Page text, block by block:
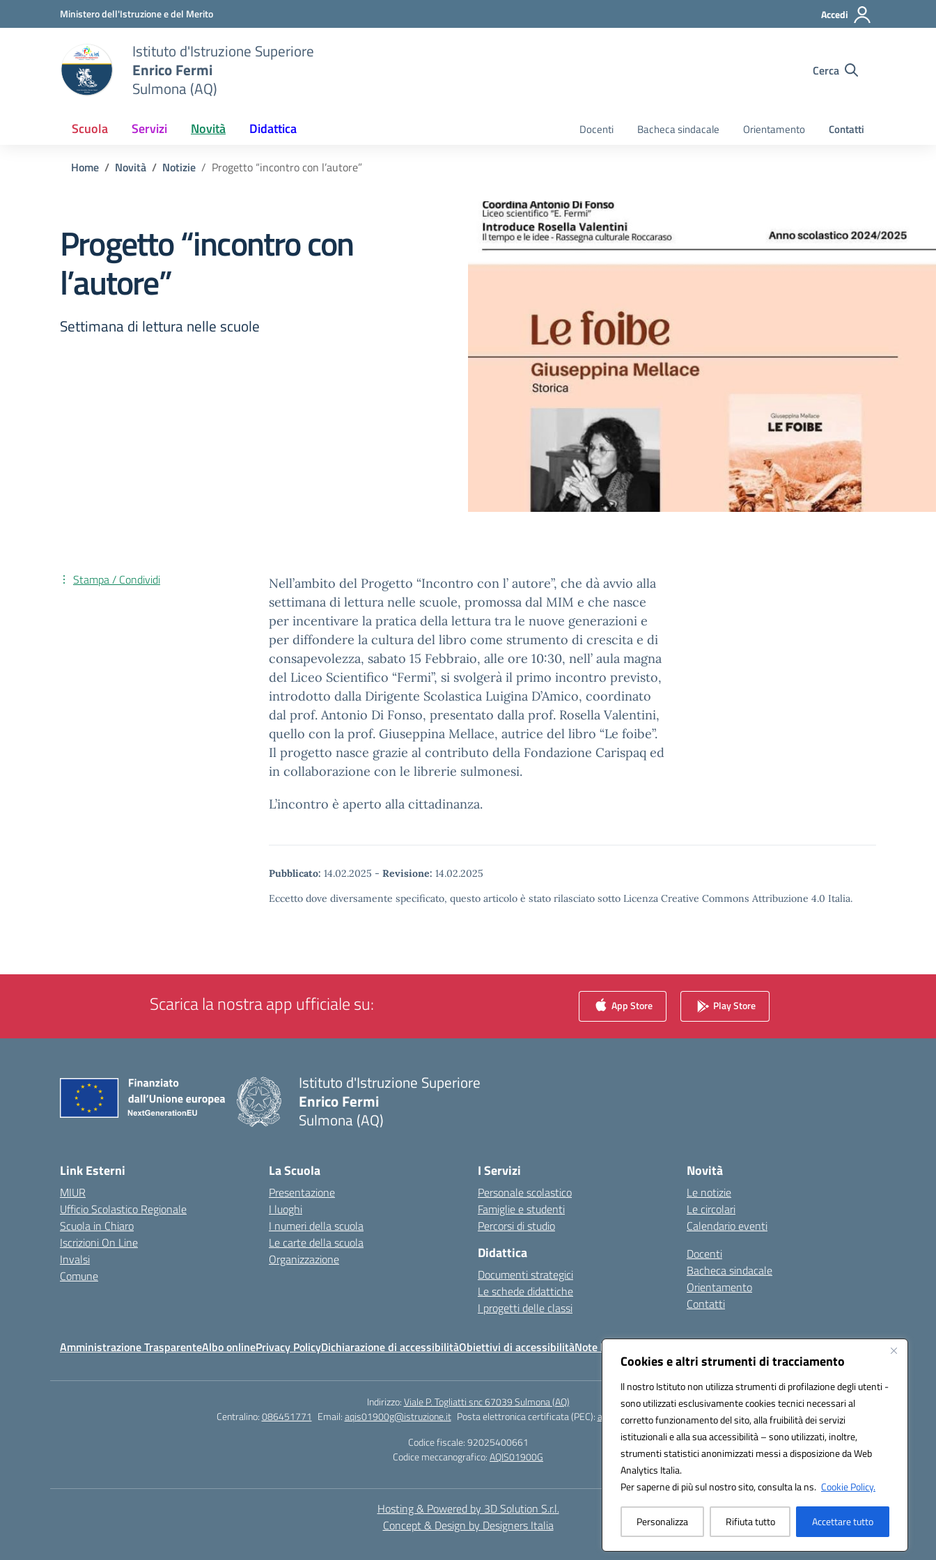
Cookies e altri strumenti di tracciamento
Il nostro Istituto non utilizza strumenti di profilazione degli utenti -
sono utilizzati esclusivamente cookies tecnici necessari al
corretto funzionamento del sito, alla fruibilità dei servizi
istituzionali e alla sua accessibilità – sono utilizzati, inoltre,
strumenti statistici anonimizzati messi a disposizione da Web
Analytics Italia.
Per saperne di più sul nostro sito, consulta la ns. Cookie Policy.
Personalizza Rifiuta tutto Accettare tutto
Vai ai contenuti
Vai al menu di navigazioneMinistero dell'Istruzione e del Merito Accedi
Istituto d'Istruzione Superiore
Enrico Fermi
Sulmona (AQ)
Cerca
Scuola Servizi Novità Didattica Docenti Bacheca sindacale Orientamento Contatti
Home Novità Notizie Progetto “incontro con l’autore”
Progetto “incontro con
l’autore”
Settimana di lettura nelle scuole
Nell’ambito del Progetto “Incontro con l’ autore”, che dà avvio alla
settimana di lettura nelle scuole, promossa dal MIM e che nasce
per incentivare la pratica della lettura tra le nuove generazioni e
per diffondere la cultura del libro come strumento di crescita e di
consapevolezza, sabato 15 Febbraio, alle ore 10:30, nell’ aula magna
del Liceo Scientifico “Fermi”, si svolgerà il primo incontro previsto,
introdotto dalla Dirigente Scolastica Luigina D’Amico, coordinato
dal prof. Antonio Di Fonso, presentato dalla prof. Rosella Valentini,
quello con la prof. Giuseppina Mellace, autrice del libro “Le foibe”.
Il progetto nasce grazie al contributo della Fondazione Carispaq ed
in collaborazione con le librerie sulmonesi.
L’incontro è aperto alla cittadinanza.
Pubblicato: 14.02.2025 - Revisione: 14.02.2025
Eccetto dove diversamente specificato, questo articolo è stato rilasciato sotto Licenza Creative Commons Attribuzione 4.0 Italia.
Stampa / Condividi
Scarica la nostra app ufficiale su: App Store Play Store
Istituto d'Istruzione Superiore
Enrico Fermi
Sulmona (AQ)
Link Esterni
MIUR
Ufficio Scolastico Regionale
Scuola in Chiaro
Iscrizioni On Line
Invalsi
Comune
La Scuola
Presentazione
I luoghi
I numeri della scuola
Le carte della scuola
Organizzazione
I Servizi
Personale scolastico
Famiglie e studenti
Percorsi di studio
Didattica
Documenti strategici
Le schede didattiche
I progetti delle classi
Novità
Le notizie
Le circolari
Calendario eventi
Docenti
Bacheca sindacale
Orientamento
Contatti
Amministrazione TrasparenteAlbo onlinePrivacy PolicyDichiarazione di accessibilitàObiettivi di accessibilitàNote legali
Indirizzo:Viale P. Togliatti snc 67039 Sulmona (AQ)
Centralino:086451771 Email:aqis01900g@istruzione.it Posta elettronica certificata (PEC):aqis01900g@pec.istruzione.it
Codice fiscale: 92025400661
Codice meccanografico:AQIS01900G
Hosting & Powered by 3D Solution S.r.l.
Concept & Design by Designers Italia